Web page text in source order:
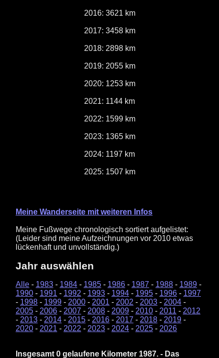
2016: 3621 km
2017: 3458 km
2018: 2898 km
2019: 2055 km
2020: 1253 km
2021: 1144 km
2022: 1599 km
2023: 1365 km
2024: 1197 km
2025: 1507 km
Meine Wanderseite mit weiteren Infos
Meine Fußwege chronologisch sortiert aufgelistet:
(Leider sind meine Aufzeichnungen vor 2010 etwas
lückenhaft und unvollständig.)
Jahr auswählen
Alle - 1983 - 1984 - 1985 - 1986 - 1987 - 1988 - 1989 -
1990 - 1991 - 1992 - 1993 - 1994 - 1995 - 1996 - 1997
- 1998 - 1999 - 2000 - 2001 - 2002 - 2003 - 2004 -
2005 - 2006 - 2007 - 2008 - 2009 - 2010 - 2011 - 2012
- 2013 - 2014 - 2015 - 2016 - 2017 - 2018 - 2019 -
2020 - 2021 - 2022 - 2023 - 2024 - 2025 - 2026
Insgesamt 0 gelaufene Kilometer 1987. - Das